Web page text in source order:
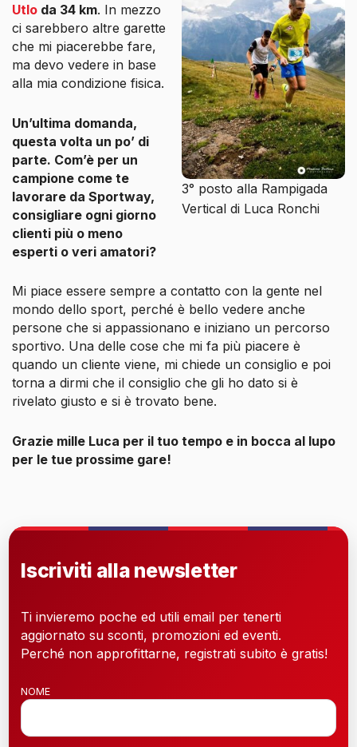
3° posto alla Rampigada
Vertical di Luca Ronchi
Utlo da 34 km. In mezzo
ci sarebbero altre garette
che mi piacerebbe fare,
ma devo vedere in base
alla mia condizione fisica.
Un’ultima domanda,
questa volta un po’ di
parte. Com’è per un
campione come te
lavorare da Sportway,
consigliare ogni giorno
clienti più o meno
esperti o veri amatori?
Mi piace essere sempre a contatto con la gente nel
mondo dello sport, perché è bello vedere anche
persone che si appassionano e iniziano un percorso
sportivo. Una delle cose che mi fa più piacere è
quando un cliente viene, mi chiede un consiglio e poi
torna a dirmi che il consiglio che gli ho dato si è
rivelato giusto e si è trovato bene.
Grazie mille Luca per il tuo tempo e in bocca al lupo
per le tue prossime gare!
Iscriviti alla newsletter
Ti invieremo poche ed utili email per tenerti
aggiornato su sconti, promozioni ed eventi.
Perché non approfittarne, registrati subito è gratis!
NOME